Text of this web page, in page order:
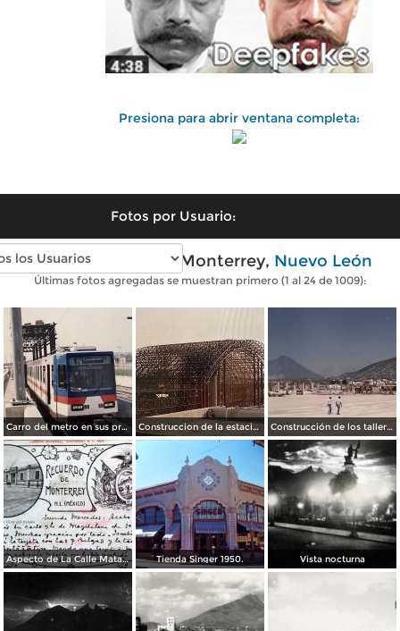
Presiona para abrir ventana completa:
Fotos por Usuario:
Fotos antiguas de Monterrey, Nuevo León
Últimas fotos agregadas se muestran primero (1 al 24 de 1009):
Carro del metro en sus primeras pruebas durante 1990 Construccion de la estacion cuauhtemoc Construcción de los talleres del metro
Aspecto de La Calle Matamoros ( Circulada el 8 de Abril de 1912 ). Tienda Singer 1950. Vista nocturna